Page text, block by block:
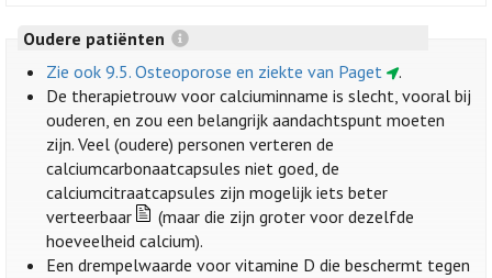
Oudere patiënten
Zie ook 9.5. Osteoporose en ziekte van Paget
.
De therapietrouw voor calciuminname is slecht, vooral bij
ouderen, en zou een belangrijk aandachtspunt moeten
zijn. Veel (oudere) personen verteren de
calciumcarbonaatcapsules niet goed, de
calciumcitraatcapsules zijn mogelijk iets beter
verteerbaar
(maar die zijn groter voor dezelfde
hoeveelheid calcium).
Een drempelwaarde voor vitamine D die beschermt tegen